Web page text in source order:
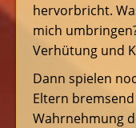
hervorbricht.
mich
Verhütung und
Dann spielen
Eltern
Wahrnehmung